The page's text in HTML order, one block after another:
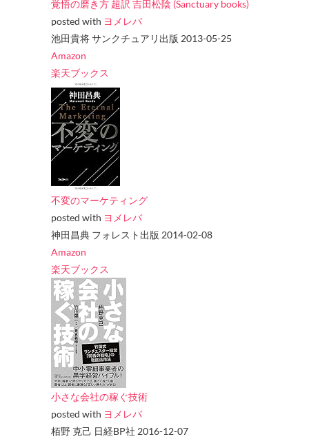
覚悟の磨き方 超訳 吉田松陰 (Sanctuary books)
posted with ヨメレバ
池田貴将 サンクチュアリ出版 2013-05-25
Amazon
楽天ブックス
不変のマーケティング
posted with ヨメレバ
神田昌典 フォレスト出版 2014-02-08
Amazon
楽天ブックス
小さな会社の稼ぐ技術
posted with ヨメレバ
栢野 克己 日経BP社 2016-12-07